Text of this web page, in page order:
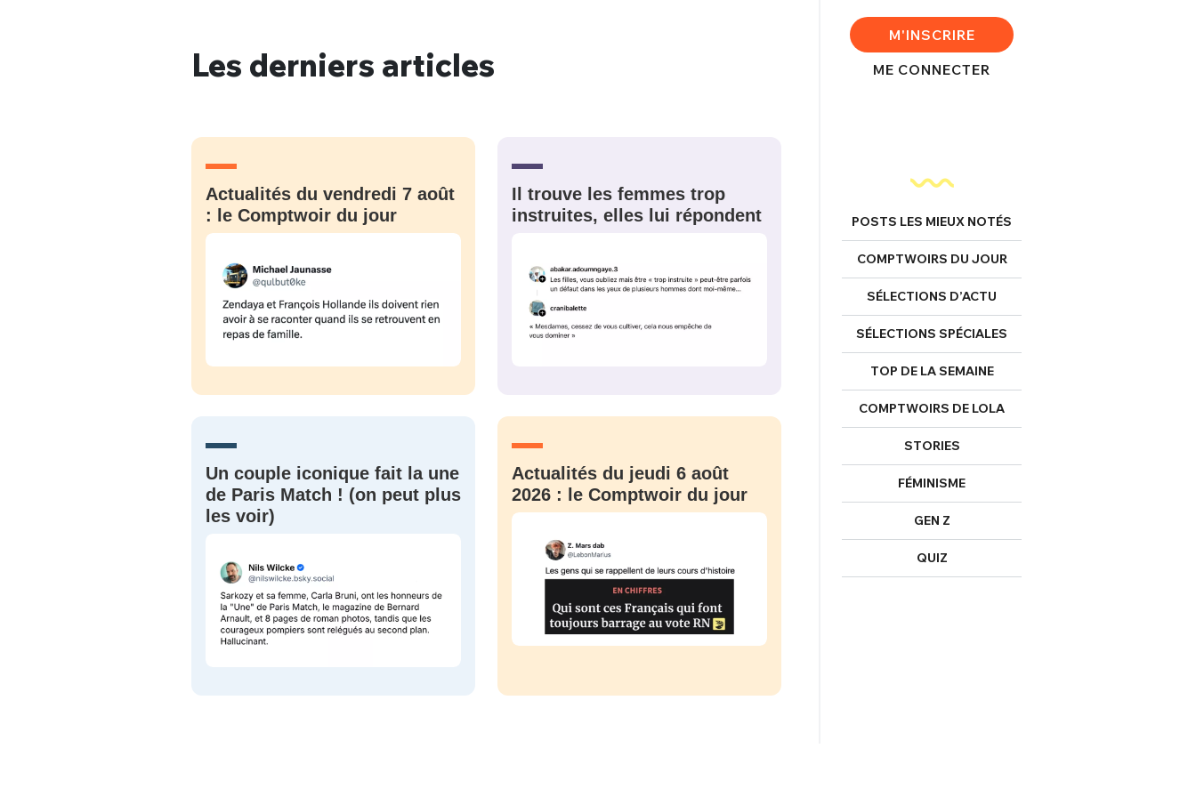
Les derniers articles
Actualités du vendredi 7 août
: le Comptwoir du jour
Il trouve les femmes trop
instruites, elles lui répondent
Un couple iconique fait la une
de Paris Match ! (on peut plus
les voir)
Actualités du jeudi 6 août
2026 : le Comptwoir du jour
M'INSCRIRE
ME CONNECTER
POSTS LES MIEUX NOTÉS
COMPTWOIRS DU JOUR
SÉLECTIONS D’ACTU
SÉLECTIONS SPÉCIALES
TOP DE LA SEMAINE
COMPTWOIRS DE LOLA
STORIES
FÉMINISME
GEN Z
QUIZ
PSEUDO*
EMAIL
PASSWORD*
PSEUDO
Mot de passe perdu ?
CONNEXION
FERMER
VOTRE PARTICIPATION
Que souhaitez-vous proposer ?
Quelques
tweets
Ma propre
sélection
Un Thread